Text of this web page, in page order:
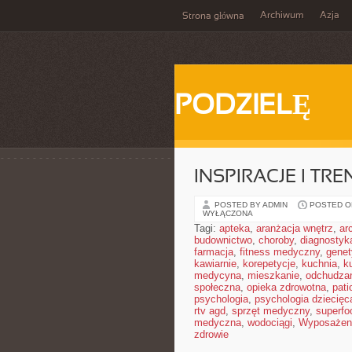
Strona główna Archiwum Azja
PODZIELĘ
INSPIRACJE I
POSTED BY ADMIN POSTED
WYŁĄCZONA
Tagi: apteka, aranżacja wnętrz,
budownictwo, choroby,
farmacja, fitness medyczny,
kawiarnie, korepetycje, kuchnia,
medycyna, mieszkanie,
społeczna, opieka zdrowotna,
psychologia, psychologia
rtv agd, sprzęt medyczny,
medyczna, wodociągi,
zdrowie